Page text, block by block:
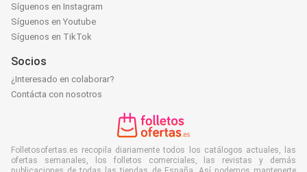
Síguenos en Instagram
Síguenos en Youtube
Síguenos en TikTok
Socios
¿Interesado en colaborar?
Contácta con nosotros
Folletosofertas.es recopila diariamente todos los catálogos actuales, las
ofertas semanales, los folletos comerciales, las revistas y demás